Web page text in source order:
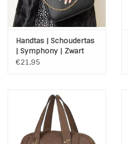
Handtas | Schoudertas
| Symphony | Zwart
€21,95